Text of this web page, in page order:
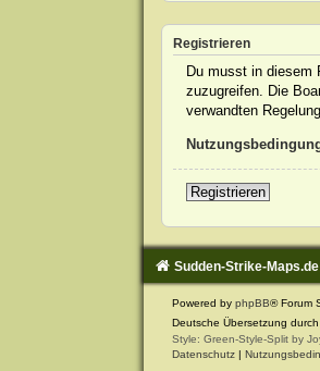
Registrieren
Du musst in diesem
zuzugreifen. Die
verwandten
Registrieren
Sudden-Strike-
Powered by phpBB® Forum
Deutsche Übersetzung durch
Style: Green-Style-Split by
Datenschutz |